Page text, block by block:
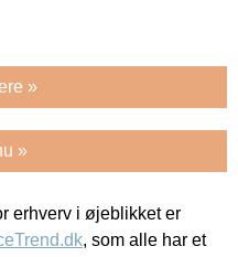
»
»
erhverv i øjeblikket er
, som alle har et